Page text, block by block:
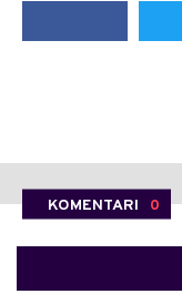
KOMENTARI 0